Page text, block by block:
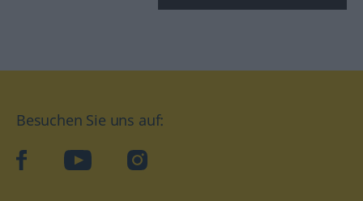
Besuchen Sie uns auf:
facebookYouTube Instagram